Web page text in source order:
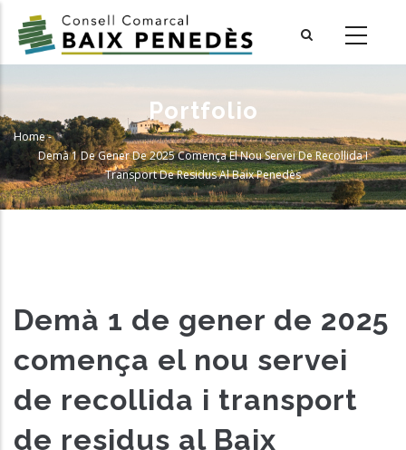
main
Portfolio
Breadcrumb
Home-
Demà 1 De Gener De 2025 Comença El Nou Servei De Recollida I
Transport De Residus Al Baix Penedès
Demà 1 de gener de 2025
comença el nou servei
de recollida i transport
de residus al Baix